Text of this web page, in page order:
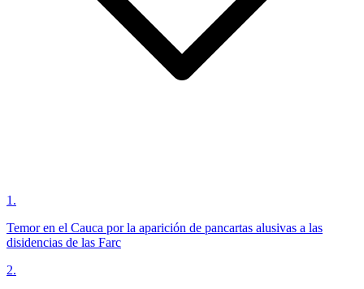
1 .
Temor en el Cauca por la aparición de pancartas alusivas a las
disidencias de las Farc
2.